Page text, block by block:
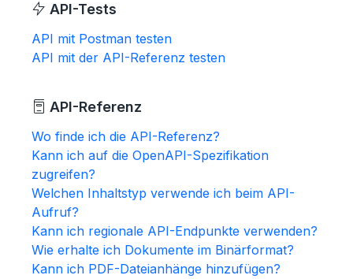
API-Tests
API mit Postman testen
API mit der API-Referenz testen
API-Referenz
Wo finde ich die API-Referenz?
Kann ich auf die OpenAPI-Spezifikation
zugreifen?
Welchen Inhaltstyp verwende ich beim API-
Aufruf?
Kann ich regionale API-Endpunkte verwenden?
Wie erhalte ich Dokumente im Binärformat?
Kann ich PDF-Dateianhänge hinzufügen?